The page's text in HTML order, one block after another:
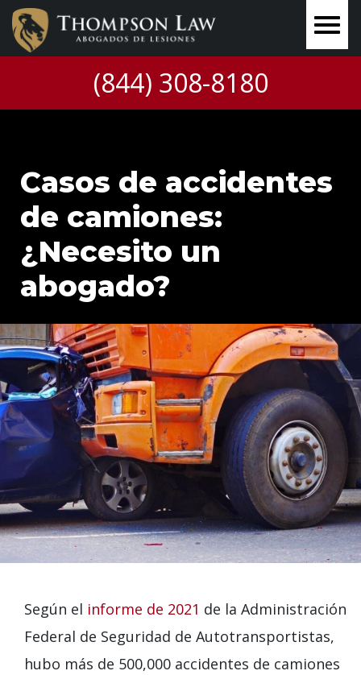
(844) 308-8180
Casos de accidentes
de camiones:
¿Necesito un
abogado?
Según el informe de 2021 de la Administración
Federal de Seguridad de Autotransportistas,
hubo más de 500,000 accidentes de camiones